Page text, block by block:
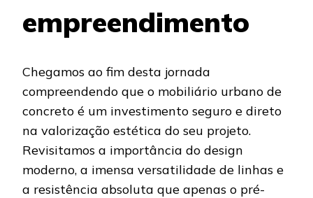
empreendimento
Chegamos ao fim desta jornada
compreendendo que o mobiliário urbano de
concreto é um investimento seguro e direto
na valorização estética do seu projeto.
Revisitamos a importância do design
moderno, a imensa versatilidade de linhas e
a resistência absoluta que apenas o pré-